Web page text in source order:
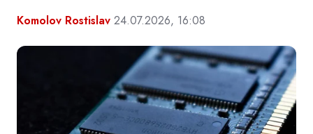
Komolov Rostislav 24.07.2026, 16:08